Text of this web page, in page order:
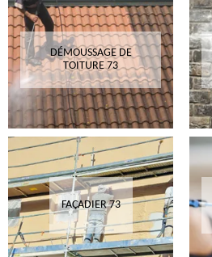
DÉMOUSSAGE DE
TOITURE 73
FAÇADIER 73